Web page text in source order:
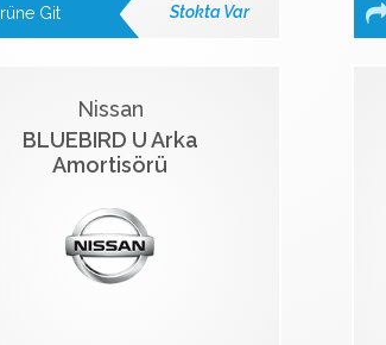
Git Stokta Var
Nissan
BLUEBIRD U Arka
Amortisörü